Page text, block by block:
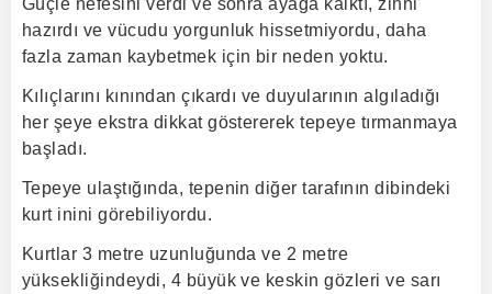
hazırdı ve vücudu yorgunluk hissetmiyordu, daha
fazla zaman kaybetmek için bir neden yoktu.
Kılıçlarını kınından çıkardı ve duyularının algıladığı
her şeye ekstra dikkat göstererek tepeye tırmanmaya
başladı.
Tepeye ulaştığında, tepenin diğer tarafının dibindeki
kurt inini görebiliyordu.
Kurtlar 3 metre uzunluğunda ve 2 metre
yüksekliğindeydi, 4 büyük ve keskin gözleri ve sarı